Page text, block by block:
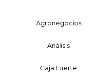
Agronegocios
Análisis
Caja Fuerte